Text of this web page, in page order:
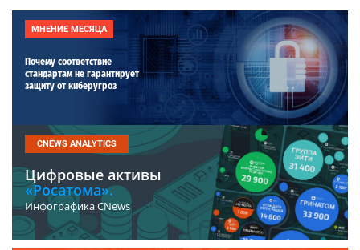
МНЕНИЕ МЕСЯЦА
Почему соответствие
стандартам не гарантирует
защиту от киберугроз
CNEWS ANALYTICS
Цифровые активы
«Росатома».
Инфографика CNews